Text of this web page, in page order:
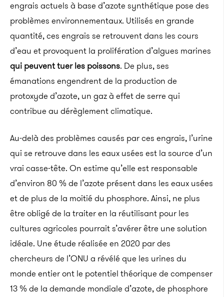
engrais actuels à base d’azote synthétique pose des
problèmes environnementaux. Utilisés en grande
quantité, ces engrais se retrouvent dans les cours
d’eau et provoquent la prolifération d’algues marines
qui peuvent tuer les poissons. De plus, ses
émanations engendrent de la production de
protoxyde d’azote, un gaz à effet de serre qui
contribue au dérèglement climatique.
Au-delà des problèmes causés par ces engrais, l’urine
qui se retrouve dans les eaux usées est la source d’un
vrai casse-tête. On estime qu’elle est responsable
d’environ 80 % de l’azote présent dans les eaux usées
et de plus de la moitié du phosphore. Ainsi, ne plus
être obligé de la traiter en la réutilisant pour les
cultures agricoles pourrait s’avérer être une solution
idéale. Une étude réalisée en 2020 par des
chercheurs de l’ONU a révélé que les urines du
monde entier ont le potentiel théorique de compenser
13 % de la demande mondiale d’azote, de phosphore